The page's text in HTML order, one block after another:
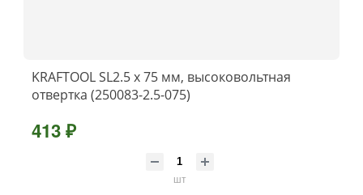
KRAFTOOL SL2.5 х 75 мм, высоковольтная
отвертка (250083-2.5-075)
413 ₽
шт